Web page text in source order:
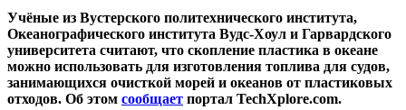
Учёные из Вустерского политехнического института,
Океанографического института Вудс-Хоул и Гарвардского
университета считают, что скопление пластика в океане
можно использовать для изготовления топлива для судов,
занимающихся очисткой морей и океанов от пластиковых
отходов. Об этом сообщает портал TechXplore.com.